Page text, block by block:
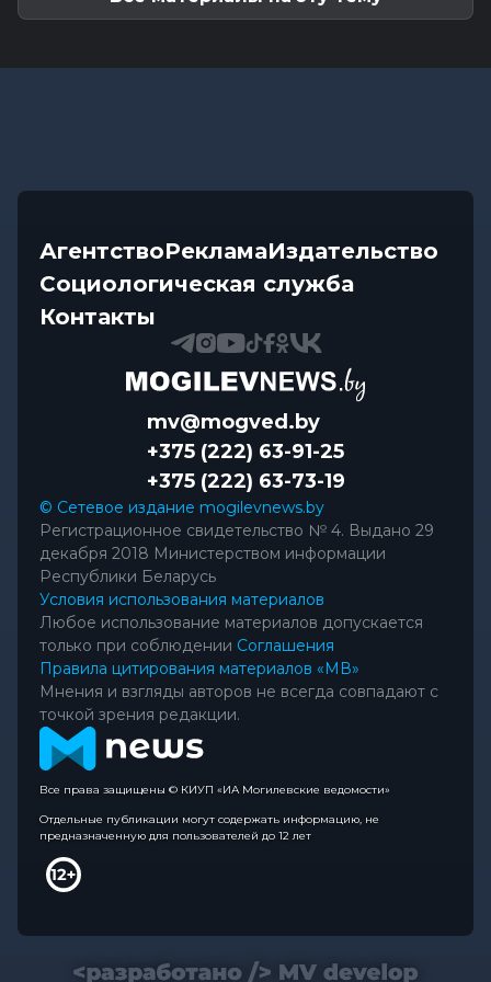
АгентствоРекламаИздательство
Социологическая служба
Контакты
mv@mogved.by
+375 (222) 63-91-25
+375 (222) 63-73-19
© Сетевое издание mogilevnews.by
Регистрационное свидетельство № 4. Выдано 29
декабря 2018 Министерством информации
Республики Беларусь
Условия использования материалов
Любое использование материалов допускается
только при соблюдении Соглашения
Правила цитирования материалов «МВ»
Мнения и взгляды авторов не всегда совпадают с
точкой зрения редакции.
Все права защищены © КИУП «ИА Могилевские ведомости»
Отдельные публикации могут содержать информацию, не
предназначенную для пользователей до 12 лет